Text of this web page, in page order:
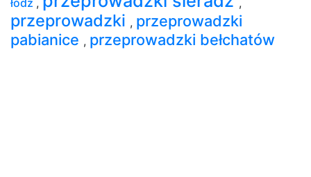
przeprowadzki , przeprowadzki
pabianice , przeprowadzki bełchatów